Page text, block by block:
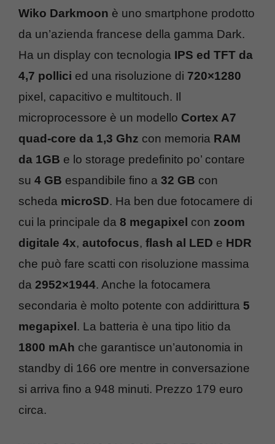
Wiko Darkmoon è uno smartphone prodotto
da un’azienda francese della gamma Dark.
Ha un display con tecnologia IPS ed TFT da
4,7 pollici ed una risoluzione di 720×1280
pixel, capacitivo e multitouch. Il
microprocessore è un modello Cortex A7
quad-core da 1,3 Ghz con memoria RAM
da 1GB e lo storage predefinito po’ contare
su 4 GB espandibile fino a 32 GB con
scheda microSD. Ha ben due fotocamere di
cui la principale da 8 megapixel con zoom
digitale 4x, autofocus, flash al LED e HDR
che può fare scatti con risoluzione massima
da 2952×1944. Anche la fotocamera
secondaria è molto potente con addirittura 5
megapixel. La batteria è una tipo litio da
1800 mAh che garantisce un’autonomia in
standby di 166 ore mentre in conversazione
si arriva fino a 948 minuti. Prezzo 179 euro
circa.